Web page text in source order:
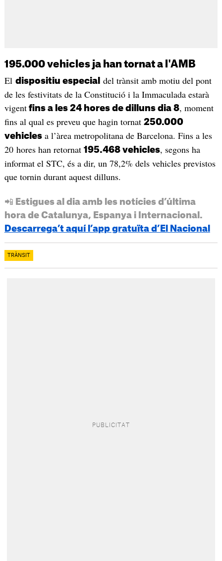
195.000 vehicles ja han tornat a l'AMB
El dispositiu especial del trànsit amb motiu del pont
de les festivitats de la Constitució i la Immaculada estarà
vigentfins a les 24 hores de dilluns dia 8, moment
fins al qual es preveu que hagin tornat 250.000
vehiclesa l’àrea metropolitana de Barcelona. Fins a les
20 hores han retornat 195.468 vehicles, segons ha
informat el STC, és a dir, un 78,2% dels vehicles previstos
que tornin durant aquest dilluns.
📲 Estigues al dia amb les notícies d’última
hora de Catalunya, Espanya i Internacional.
Descarrega’t aquí l’app gratuïta d’El Nacional
TRÀNSIT